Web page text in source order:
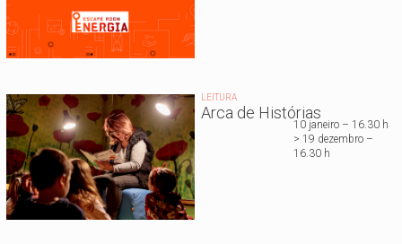
LEITURA
Arca de Histórias
10 janeiro – 16.30 h
> 19 dezembro –
16.30 h